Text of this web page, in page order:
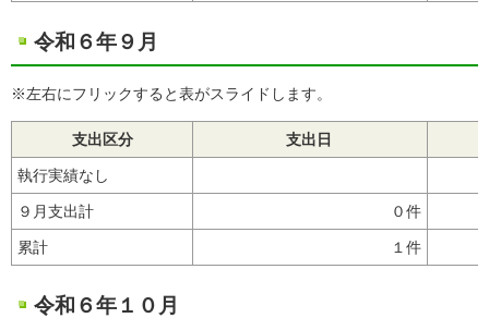
令和６年９月
※左右にフリックすると表がスライドします。
支出区分 支出日
執行実績なし
９月支出計 ０件
累計 １件
令和６年１０月